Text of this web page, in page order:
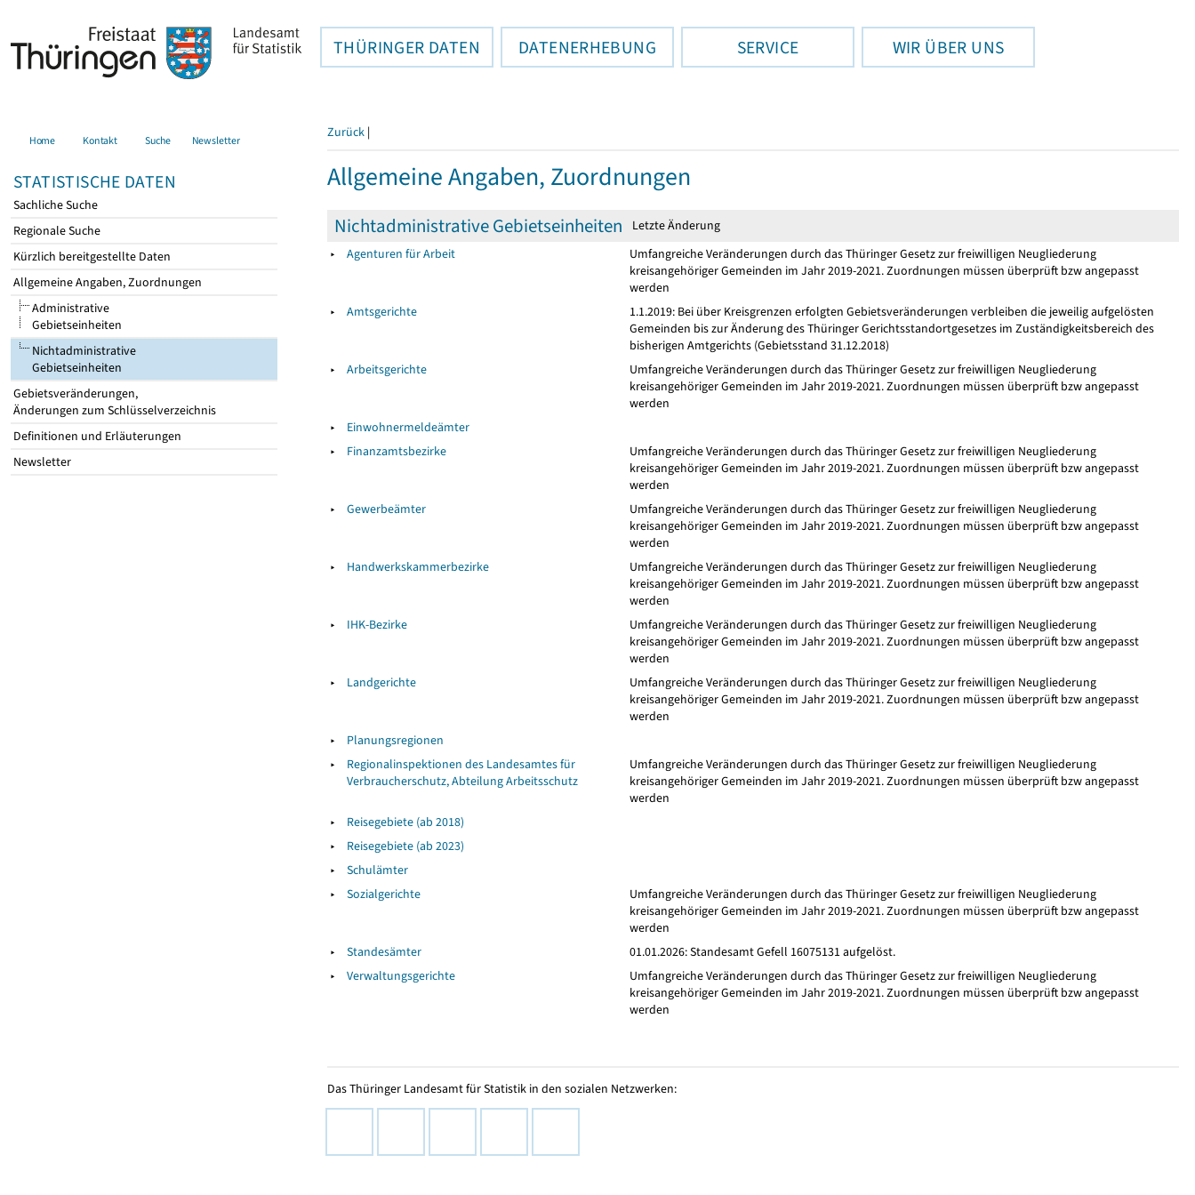
THÜRINGER DATEN DATENERHEBUNG SERVICE WIR ÜBER UNS
Home Kontakt Suche Newsletter
STATISTISCHE DATEN
Sachliche Suche
Regionale Suche
Kürzlich bereitgestellte Daten
Allgemeine Angaben, Zuordnungen
Administrative
Gebietseinheiten
Nichtadministrative
Gebietseinheiten
Gebietsveränderungen,
Änderungen zum Schlüsselverzeichnis
Definitionen und Erläuterungen
Newsletter
Zurück |
Allgemeine Angaben, Zuordnungen
Nichtadministrative Gebietseinheiten
Letzte Änderung
▸
Agenturen für Arbeit
Umfangreiche Veränderungen durch das Thüringer Gesetz zur freiwilligen Neugliederung
kreisangehöriger Gemeinden im Jahr 2019-2021. Zuordnungen müssen überprüft bzw angepasst
werden
▸
Amtsgerichte
1.1.2019: Bei über Kreisgrenzen erfolgten Gebietsveränderungen verbleiben die jeweilig aufgelösten
Gemeinden bis zur Änderung des Thüringer Gerichtsstandortgesetzes im Zuständigkeitsbereich des
bisherigen Amtgerichts (Gebietsstand 31.12.2018)
▸
Arbeitsgerichte
Umfangreiche Veränderungen durch das Thüringer Gesetz zur freiwilligen Neugliederung
kreisangehöriger Gemeinden im Jahr 2019-2021. Zuordnungen müssen überprüft bzw angepasst
werden
▸
Einwohnermeldeämter
▸
Finanzamtsbezirke
Umfangreiche Veränderungen durch das Thüringer Gesetz zur freiwilligen Neugliederung
kreisangehöriger Gemeinden im Jahr 2019-2021. Zuordnungen müssen überprüft bzw angepasst
werden
▸
Gewerbeämter
Umfangreiche Veränderungen durch das Thüringer Gesetz zur freiwilligen Neugliederung
kreisangehöriger Gemeinden im Jahr 2019-2021. Zuordnungen müssen überprüft bzw angepasst
werden
▸
Handwerkskammerbezirke
Umfangreiche Veränderungen durch das Thüringer Gesetz zur freiwilligen Neugliederung
kreisangehöriger Gemeinden im Jahr 2019-2021. Zuordnungen müssen überprüft bzw angepasst
werden
▸
IHK-Bezirke
Umfangreiche Veränderungen durch das Thüringer Gesetz zur freiwilligen Neugliederung
kreisangehöriger Gemeinden im Jahr 2019-2021. Zuordnungen müssen überprüft bzw angepasst
werden
▸
Landgerichte
Umfangreiche Veränderungen durch das Thüringer Gesetz zur freiwilligen Neugliederung
kreisangehöriger Gemeinden im Jahr 2019-2021. Zuordnungen müssen überprüft bzw angepasst
werden
▸
Planungsregionen
▸
Regionalinspektionen des Landesamtes für
Verbraucherschutz, Abteilung Arbeitsschutz
Umfangreiche Veränderungen durch das Thüringer Gesetz zur freiwilligen Neugliederung
kreisangehöriger Gemeinden im Jahr 2019-2021. Zuordnungen müssen überprüft bzw angepasst
werden
▸
Reisegebiete (ab 2018)
▸
Reisegebiete (ab 2023)
▸
Schulämter
▸
Sozialgerichte
Umfangreiche Veränderungen durch das Thüringer Gesetz zur freiwilligen Neugliederung
kreisangehöriger Gemeinden im Jahr 2019-2021. Zuordnungen müssen überprüft bzw angepasst
werden
▸
Standesämter
01.01.2026: Standesamt Gefell 16075131 aufgelöst.
▸
Verwaltungsgerichte
Umfangreiche Veränderungen durch das Thüringer Gesetz zur freiwilligen Neugliederung
kreisangehöriger Gemeinden im Jahr 2019-2021. Zuordnungen müssen überprüft bzw angepasst
werden
Das Thüringer Landesamt für Statistik in den sozialen Netzwerken: